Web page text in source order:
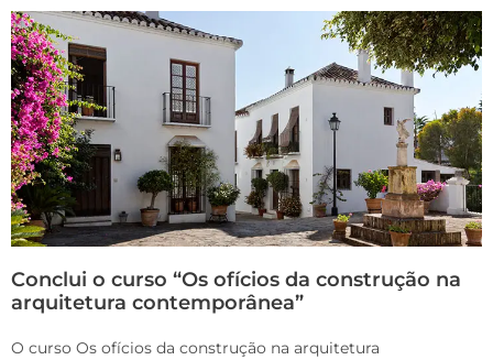
Conclui o curso “Os ofícios da construção na
arquitetura contemporânea”
O curso Os ofícios da construção na arquitetura